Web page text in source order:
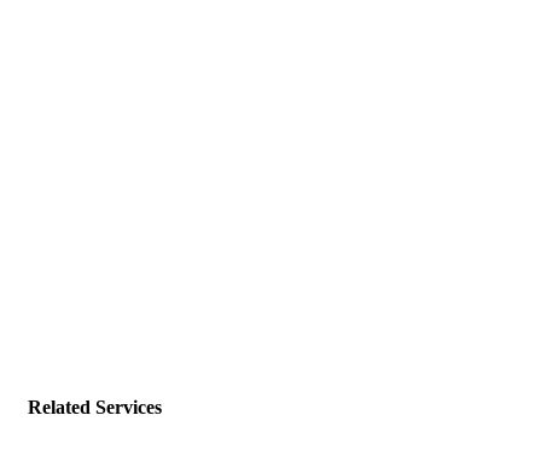
Related Services